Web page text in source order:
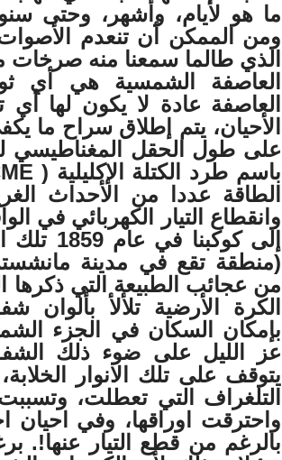
ما هو لأيام، وأشهر، وحتى
ومن الممكن أن تنعدم
الذي طالما سمعنا منه صرخات
العاصفة الشمسية هي
العاصفة عادة لا يكون لها
الأحيان، يتم إطلاق سراح ما
على طول الحقل المغناطيسي
الطاقة عددا من الأحداث
وانقطاع التيار الكهربائي
إلى
(منطقة تقع في مدينة
من عجائب الطبيعة التي ذكرها
الكرة الأرضية تلألأ
بإمكان السكان في الجزء
عز الليل على ضوء ذلك
يتوقف على تلك الانوار
التلغراف التي تعطلت،
واحترقت اوراقها، وفي
بالرغم من قطع التيار عنها!.